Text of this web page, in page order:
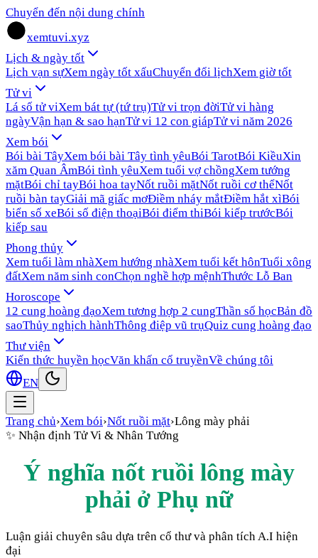
Chuyển đến nội dung chính
xemtuvi.xyz
Lịch & ngày tốt
Lịch vạn sựXem ngày tốt xấuChuyển đổi lịchXem giờ tốt
Tử vi
Lá số tử viXem bát tự (tứ trụ)Tử vi trọn đờiTử vi hàng
ngàyVận hạn & sao hạnTử vi 12 con giápTử vi năm 2026
Xem bói
Bói bài TâyXem bói bài Tây tình yêuBói TarotBói KiềuXin
xăm Quan ÂmBói tình yêuXem tuổi vợ chồngXem tướng
mặtBói chỉ tayBói hoa tayNốt ruồi mặtNốt ruồi cơ thểNốt
ruồi bàn tayGiải mã giấc mơĐiềm nháy mắtĐiềm hắt xìBói
biển số xeBói số điện thoạiBói điểm thiBói kiếp trướcBói
kiếp sau
Phong thủy
Xem tuổi làm nhàXem hướng nhàXem tuổi kết hônTuổi xông
đấtXem năm sinh conChọn nghề hợp mệnhThước Lỗ Ban
Horoscope
12 cung hoàng đạoXem tương hợp 2 cungThần số họcBản đồ
saoThủy nghịch hànhThông điệp vũ trụQuiz cung hoàng đạo
Thư viện
Kiến thức huyền họcVăn khấn cổ truyềnVề chúng tôi
EN
Trang chủ›Xem bói›Nốt ruồi mặt›Lông mày phải
✨ Nhận định Tử Vi & Nhân Tướng
Ý nghĩa nốt ruồi lông mày
phải ở Phụ nữ
Luận giải chuyên sâu dựa trên cổ thư và phân tích A.I hiện
đại